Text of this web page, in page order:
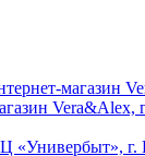
магазин
Vera&Alex,
«Универбыт», г.